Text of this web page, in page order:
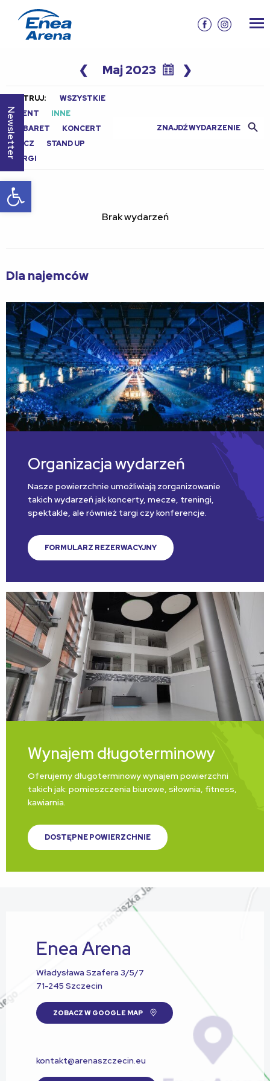
Otwórz pasek narzędzi
❮ Maj 2023 ❯
FILTRUJ:
WSZYSTKIE
EVENT
INNE
KABARET
KONCERT
MECZ
STAND UP
TARGI
Brak wydarzeń
Dla najemców
Organizacja wydarzeń
Nasze powierzchnie umożliwiają zorganizowanie
takich wydarzeń jak koncerty, mecze, treningi,
spektakle, ale również targi czy konferencje.
FORMULARZ REZERWACYJNY
Wynajem długoterminowy
Oferujemy długoterminowy wynajem powierzchni
takich jak: pomieszczenia biurowe, siłownia, fitness,
kawiarnia.
DOSTĘPNE POWIERZCHNIE
Enea Arena
Władysława Szafera 3/5/7
71-245 Szczecin
ZOBACZ W GOOGLE MAP
kontakt@arenaszczecin.eu
Newsletter